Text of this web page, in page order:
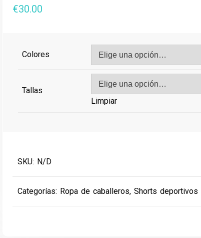
€30.00
Colores
Tallas
Limpiar
SKU: N/D
Categorías: Ropa de caballeros,Shorts deportivos